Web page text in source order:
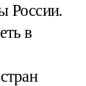
России.
в